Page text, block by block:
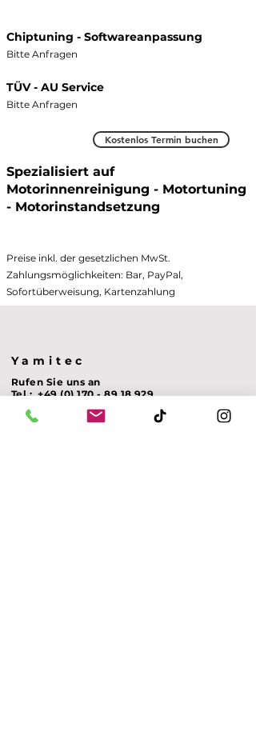
Chiptuning - Softwareanpassung
Bitte Anfragen
TÜV - AU Service
Bitte Anfragen
Spezialisiert auf
Motorinnenreinigung - Motortuning
- Motorinstandsetzung
Preise inkl. der gesetzlichen MwSt.
Zahlungsmöglichkeiten: Bar, PayPal,
Sofortüberweisung, Kartenzahlung
Kostenlos Termin buchen
Yamitec
Rufen Sie uns an
Tel.:+49 (0) 170 - 89 18 929
Schreiben Sie uns